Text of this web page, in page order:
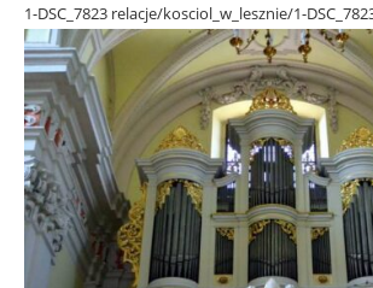
1-DSC_7823 relacje/kosciol_w_lesznie/1-